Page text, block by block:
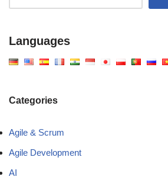
Languages
Categories
Agile & Scrum
Agile Development
AI